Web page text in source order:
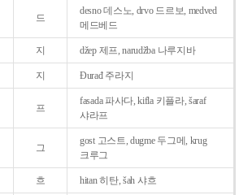
드
desno 데스노, drvo 드르보, medved
메드베드
지 džep 제프, narudžba 나루지바
지 Ðurađ 주라지
프
fasada 파사다, kifla 키플라, šaraf
샤라프
그
gost 고스트, dugme 두그메, krug
크루그
흐 hitan 히탄, šah 샤흐